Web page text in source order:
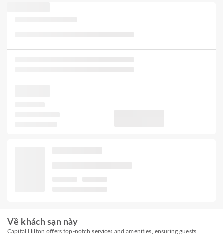
Về khách sạn này
Capital Hilton offers top-notch services and amenities, ensuring guests